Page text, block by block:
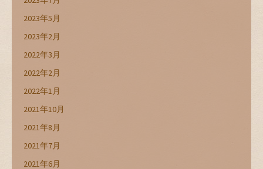
2023年5月
2023年2月
2022年3月
2022年2月
2022年1月
2021年10月
2021年8月
2021年7月
2021年6月